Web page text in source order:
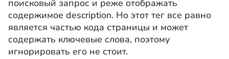
поисковый запрос и реже отображать
содержимое description. Но этот тег все равно
является частью кода страницы и может
содержать ключевые слова, поэтому
игнорировать его не стоит.